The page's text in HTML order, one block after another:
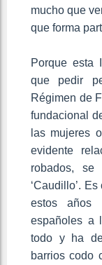
mucho que
que forma
Porque esta
que pedir
Régimen de
fundacional
las mujeres
evidente
robados,
‘Caudillo’.
estos años
españoles a
todo y ha
barrios codo